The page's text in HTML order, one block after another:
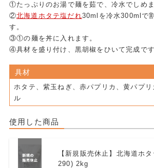
①たっぷりのお湯で麺を茹で、冷水でしめま
②北海道ホタテ塩だれ30mlを冷水300mlで
す。
③①の麺を丼に入れます。
④具材を盛り付け、黒胡椒をひいて完成です
具材
ホタテ、紫玉ねぎ、赤パプリカ、黄パプ
ル
使用した商品
【新規販売休止】北海道ホ
290) 2kg